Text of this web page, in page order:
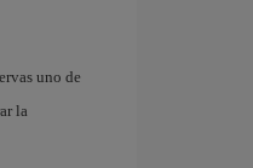
uno de
la